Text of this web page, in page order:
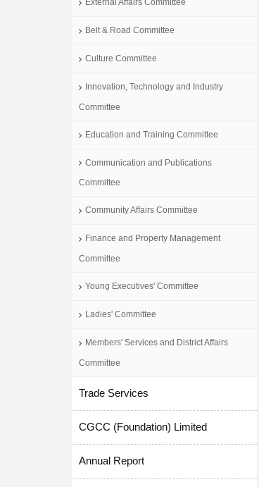
External Affairs Committee
Belt & Road Committee
Culture Committee
Innovation, Technology and Industry
Committee
Education and Training Committee
Communication and Publications
Committee
Community Affairs Committee
Finance and Property Management
Committee
Young Executives' Committee
Ladies' Committee
Members' Services and District Affairs
Committee
Trade Services
CGCC (Foundation) Limited
Annual Report